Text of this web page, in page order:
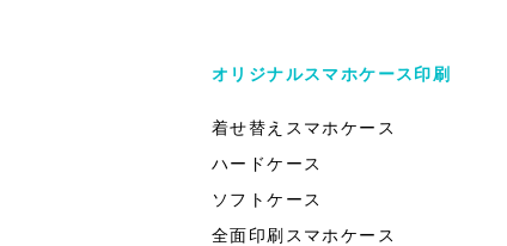
オリジナルスマホケース印刷
着せ替えスマホケース
ハードケース
ソフトケース
全面印刷スマホケース